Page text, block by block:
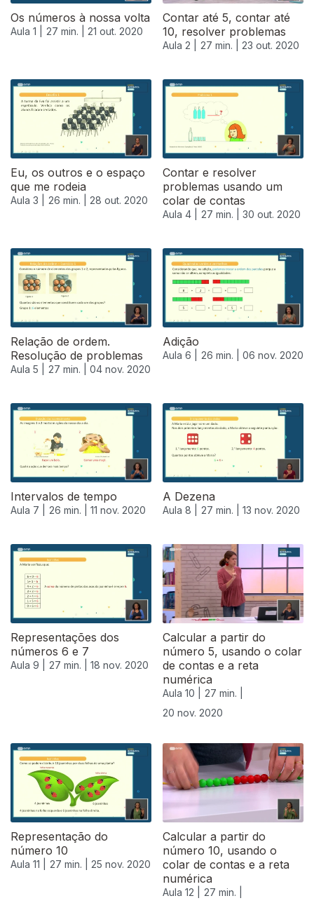
Os números à nossa volta
Aula 1 | 27 min. | 21 out. 2020
Contar até 5, contar até
10, resolver problemas
Aula 2 | 27 min. | 23 out. 2020
Eu, os outros e o espaço
que me rodeia
Aula 3 | 26 min. | 28 out. 2020
Contar e resolver
problemas usando um
colar de contas
Aula 4 | 27 min. | 30 out. 2020
Relação de ordem.
Resolução de problemas
Aula 5 | 27 min. | 04 nov. 2020
Adição
Aula 6 | 26 min. | 06 nov. 2020
Intervalos de tempo
Aula 7 | 26 min. | 11 nov. 2020
A Dezena
Aula 8 | 27 min. | 13 nov. 2020
Representações dos
números 6 e 7
Aula 9 | 27 min. | 18 nov. 2020
Calcular a partir do
número 5, usando o colar
de contas e a reta
numérica
Aula 10 |
27 min. |
20 nov. 2020
Representação do
número 10
Aula 11 | 27 min. | 25 nov. 2020
Calcular a partir do
número 10, usando o
colar de contas e a reta
numérica
Aula 12 |
27 min. |
508697